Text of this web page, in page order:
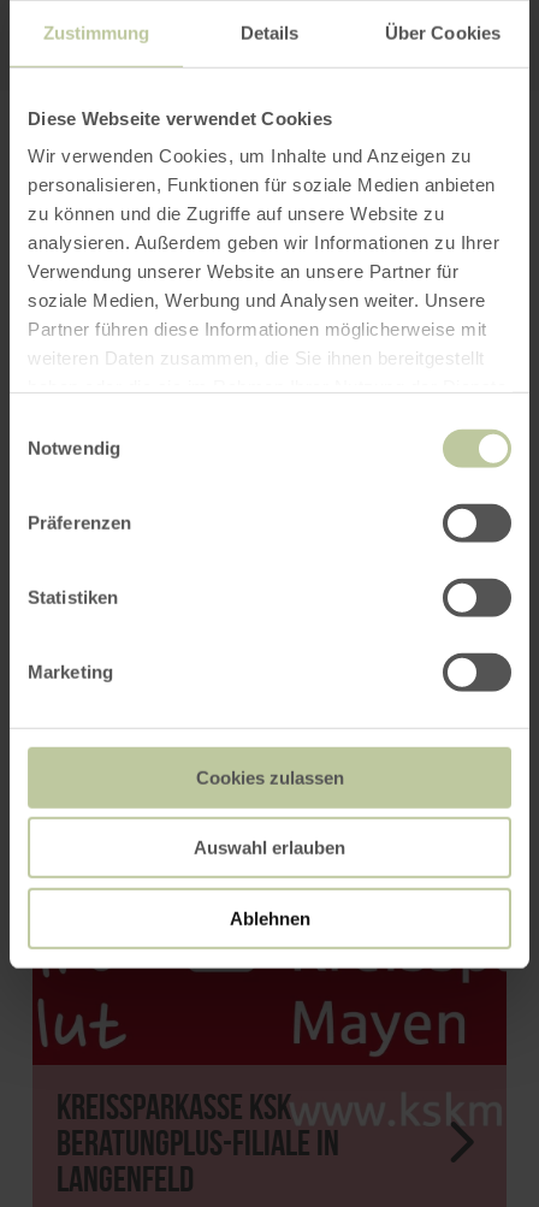
Zustimmung Details Über Cookies
Diese Webseite verwendet Cookies
Wir verwenden Cookies, um Inhalte und Anzeigen zu
personalisieren, Funktionen für soziale Medien anbieten
zu können und die Zugriffe auf unsere Website zu
analysieren. Außerdem geben wir Informationen zu Ihrer
Verwendung unserer Website an unsere Partner für
soziale Medien, Werbung und Analysen weiter. Unsere
Partner führen diese Informationen möglicherweise mit
weiteren Daten zusammen, die Sie ihnen bereitgestellt
Notwendig
Präferenzen
Statistiken
Marketing
Cookies zulassen
Auswahl erlauben
Ablehnen
PLAN UW REIS
per Google Maps
Vertrek vanuit:
Dat kan ook interessant zijn
voor u
Kreissparkasse KSK
BeratungPlus-Filiale in
Langenfeld